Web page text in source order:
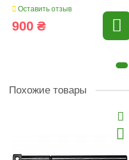
Оставить отзыв
900 ₴
Похожие товары